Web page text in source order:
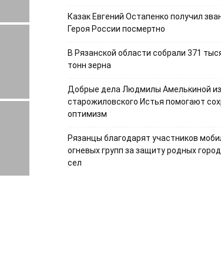
Казак Евгений Остапенко получил
Героя России посмертно
В Рязанской области собрали 371
тонн зерна
Добрые дела Людмилы Амелькиной из
старожиловского Истья помогают
оптимизм
Рязанцы благодарят участников
огневых групп за защиту родных
сел